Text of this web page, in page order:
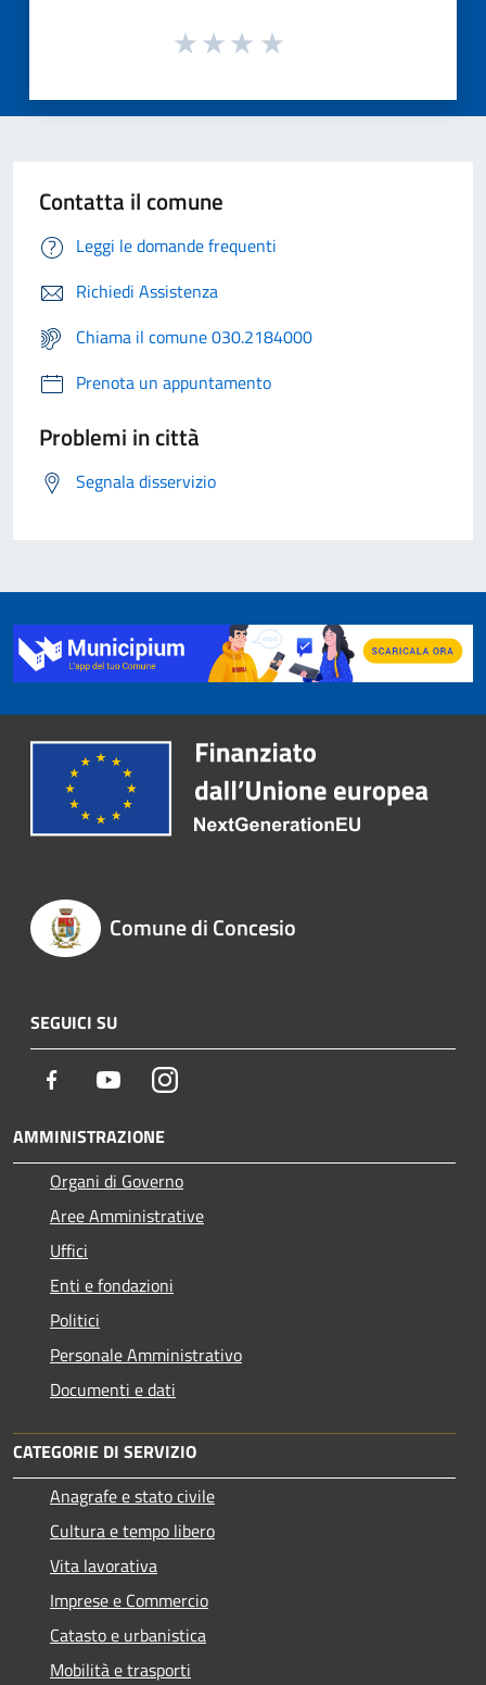
Contatta il comune
Leggi le domande frequenti
Richiedi Assistenza
Chiama il comune 030.2184000
Prenota un appuntamento
Problemi in città
Segnala disservizio
Comune di Concesio
SEGUICI SU
Facebook YoutubeInstagram
AMMINISTRAZIONE
Organi di Governo
Aree Amministrative
Uffici
Enti e fondazioni
Politici
Personale Amministrativo
Documenti e dati
CATEGORIE DI SERVIZIO
Anagrafe e stato civile
Cultura e tempo libero
Vita lavorativa
Imprese e Commercio
Catasto e urbanistica
Mobilità e trasporti